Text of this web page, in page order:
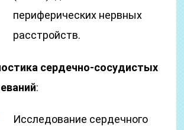
периферических нервных
расстройств.
сердечно-сосудистых
:
Исследование сердечного